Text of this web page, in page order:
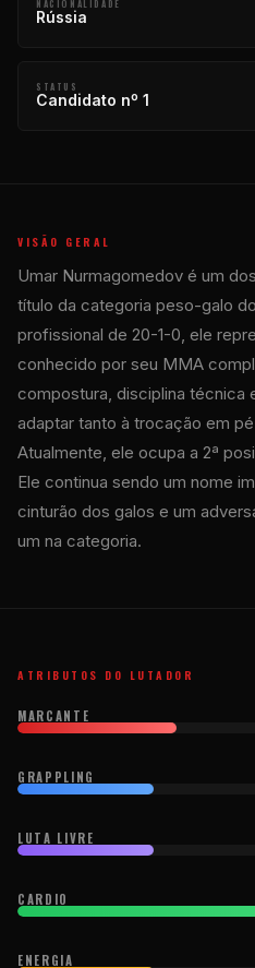
NACIONALIDADE
Rússia
STATUS
Candidato nº 1
VISÃO GERAL
Umar Nurmagomedov é um
título da categoria peso-galo
profissional de 20-1-0, ele
conhecido por seu MMA
compostura, disciplina técnica
adaptar tanto à trocação em
Atualmente, ele ocupa a 2ª
Ele continua sendo um nome
cinturão dos galos e um
um na categoria.
ATRIBUTOS DO LUTADOR
MARCANTE
GRAPPLING
LUTA LIVRE
CARDIO
ENERGIA